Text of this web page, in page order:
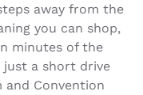
away from the
you can shop,
minutes of the
just a short drive
and Convention